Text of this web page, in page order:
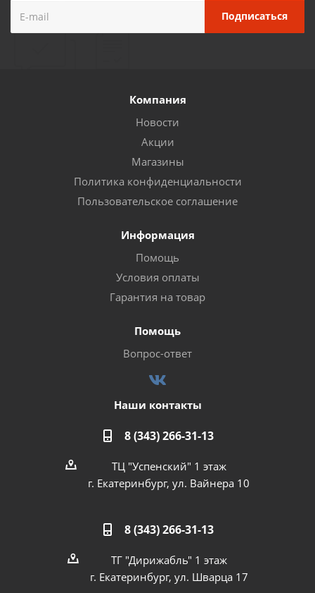
Компания
Новости
Акции
Магазины
Политика конфиденциальности
Пользовательское соглашение
Информация
Помощь
Условия оплаты
Гарантия на товар
Помощь
Вопрос-ответ
Наши контакты
8 (343) 266-31-13
ТЦ "Успенский" 1 этаж
г. Екатеринбург, ул. Вайнера 10
8 (343) 266-31-13
ТГ "Дирижабль" 1 этаж
г. Екатеринбург, ул. Шварца 17